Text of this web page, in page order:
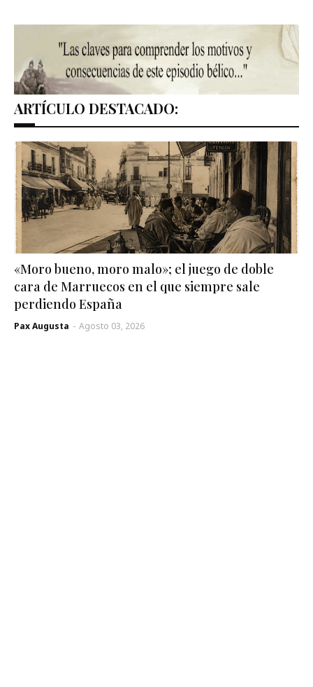
ARTÍCULO DESTACADO:
«Moro bueno, moro malo»; el juego de doble
cara de Marruecos en el que siempre sale
perdiendo España
Pax Augusta - Agosto 03, 2026